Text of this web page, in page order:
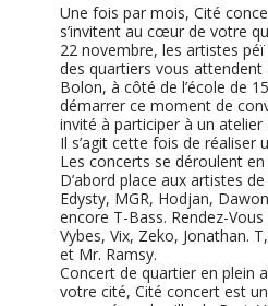
Une fois par mois, Cité
s’invitent au cœur de votre
22 novembre, les artistes
des quartiers vous attendent
Bolon, à côté de l’école de
démarrer ce moment de
invité à participer à un
Il s’agit cette fois de réaliser
Les concerts se déroulenten
D’abord place aux artistes
Edysty, MGR, Hodjan,
encore T-Bass. Rendez-
Vybes, Vix, Zeko, Jonathan.
et Mr. Ramsy.
Concert de quartier en plein
votre cité, Cité concert est